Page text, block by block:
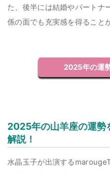
た、後半には結婚やパートナ
係の面でも充実感を得ること
2025年の運
2025年の山羊座の運勢
解説！
水晶玉子が出演する